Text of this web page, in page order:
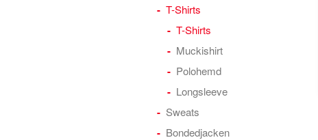
T-Shirts
T-Shirts
Muckishirt
Polohemd
Longsleeve
Sweats
Bondedjacken